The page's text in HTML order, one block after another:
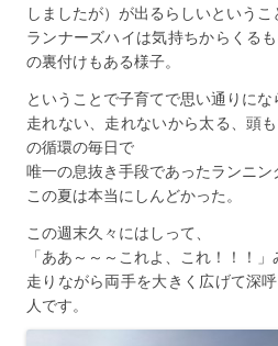
しましたが）が出るらしいというこ
ランナーズハイは気持ちからくる
の裏付けもある様子。
ということで子育てで思い通りに
走れない、走れないから太る、頭
の循環の毎日で
唯一の息抜き手段であったランニン
この夏は本当にしんどかった。
この週末久々にはしって、
「ああ～～～これよ、これ！！！」
走りながら両手を大きく広げて深
人です。